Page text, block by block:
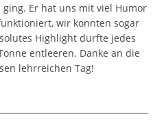
Er hat uns mit viel Humor
wir konnten sogar
Highlight durfte jedes
entleeren. Danke an die
lehrreichen Tag!